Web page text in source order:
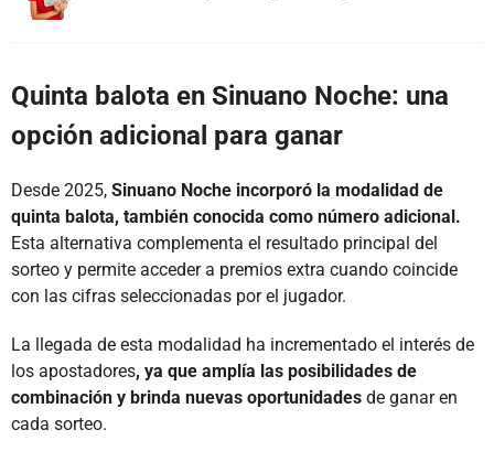
Quinta balota en Sinuano Noche: una
opción adicional para ganar
Desde 2025, Sinuano Noche incorporó la modalidad de
quinta balota, también conocida como número adicional.
Esta alternativa complementa el resultado principal del
sorteo y permite acceder a premios extra cuando coincide
con las cifras seleccionadas por el jugador.
La llegada de esta modalidad ha incrementado el interés de
los apostadores, ya que amplía las posibilidades de
combinación y brinda nuevas oportunidades de ganar en
cada sorteo.